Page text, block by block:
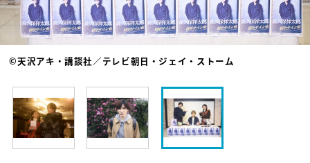
©天沢アキ・講談社／テレビ朝日・ジェイ・ストーム